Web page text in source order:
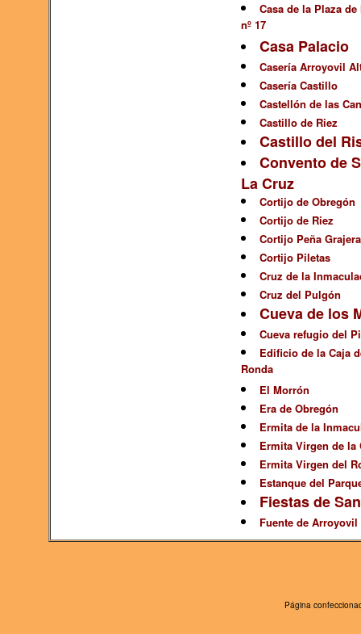
Casa de la Plaza
nº 17
Casa Palacio
Casería Arroyovil
Casería Castillo
Castellón de las
Castillo de Riez
Castillo del
Convento de
La Cruz
Cortijo de Obregón
Cortijo de Riez
Cortijo Peña Grajera
Cortijo Piletas
Cruz de la
Cruz del Pulgón
Cueva de los
Cueva refugio del
Edificio de la Caja
Ronda
El Morrón
Era de Obregón
Ermita de la
Ermita Virgen de la
Ermita Virgen del
Estanque del
Fiestas de
Fuente de Arroyovil
Página